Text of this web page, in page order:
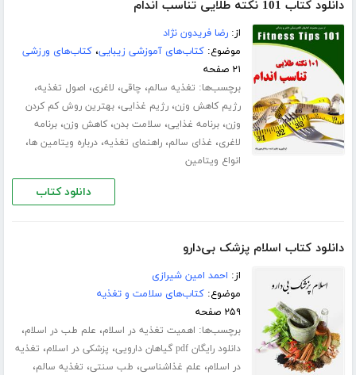
دانلود کتاب 101 نکته طلایی تناسب اندام
از:رضا فریدون نژاد
موضوع:کتاب‌های آموزشی زیبایی،کتاب‌های ورزشی
۲۱ صفحه
برچسب‌ها: تغذیه سالم، چاقی، لاغری، اصول تغذیه،
رژیم کاهش وزن،رژیم غذایی،بهترین روش کم کردن
وزن،برنامه غذایی، سلامت بدن،کاهش وزن،برنامه
لاغری، غذای سالم،راهنمای تغذیه،درباره ویتامین ها،
انواع ویتامین
دانلود کتاب
دانلود کتاب اسلام پزشک بی‌دارو
از: احمد امین شیرازی
موضوع:کتاب‌های سلامت و تغذیه
۲۵۹ صفحه
برچسب‌ها: اهمیت تغذیه در اسلام، علم طب در اسلام،
دانلود رایگان pdf گیاهان دارویی ، پزشکی در اسلام، تغذیه
در اسلام، علم غذاشناسی، طب سنتی، تغذیه سالم،